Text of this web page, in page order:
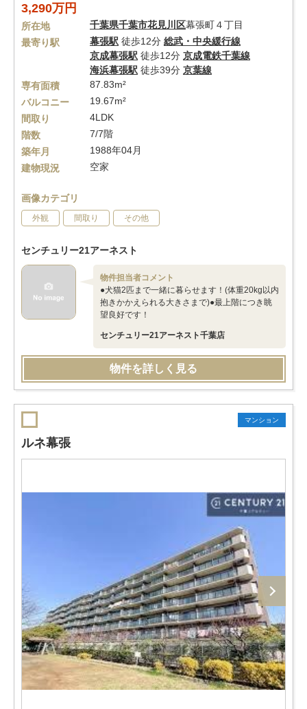
3,290万円
所在地 千葉県千葉市花見川区幕張町４丁目
最寄り駅
幕張駅 徒歩12分 総武・中央緩行線
京成幕張駅 徒歩12分 京成電鉄千葉線
海浜幕張駅 徒歩39分 京葉線
専有面積
87.83m²
バルコニー
19.67m²
間取り
4LDK
階数
7/7階
築年月
1988年04月
建物現況
空家
画像カテゴリ
外観 間取り その他
センチュリー21アーネスト
物件担当者コメント
●犬猫2匹まで一緒に暮らせます！(体重20kg以内
抱きかかえられる大きさまで)●最上階につき眺
望良好です！
センチュリー21アーネスト千葉店
物件を詳しく見る
マンション
ルネ幕張